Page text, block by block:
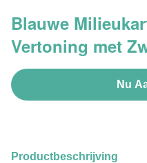
Blauwe
Vertoning met
Nu
Productbeschrijving